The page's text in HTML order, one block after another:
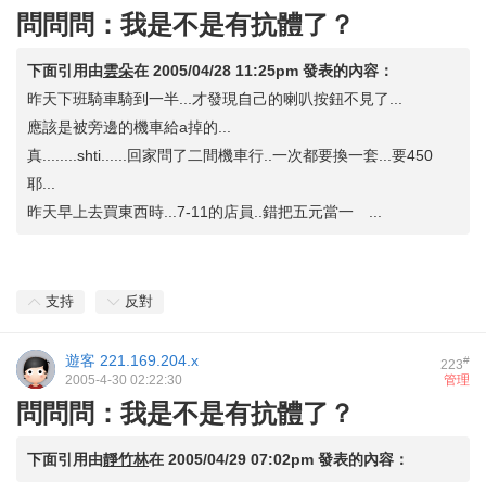
問問問：我是不是有抗體了？
下面引用由雲朵在 2005/04/28 11:25pm 發表的內容：
昨天下班騎車騎到一半...才發現自己的喇叭按鈕不見了...
應該是被旁邊的機車給a掉的...
真........shti......回家問了二間機車行..一次都要換一套...要450
耶...
昨天早上去買東西時...7-11的店員..錯把五元當一 ...
支持 反對
223#
遊客 221.169.204.x
管理
2005-4-30 02:22:30
問問問：我是不是有抗體了？
下面引用由靜竹林在 2005/04/29 07:02pm 發表的內容：